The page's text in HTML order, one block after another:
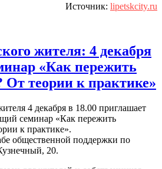
Источник: lipetskcity.ru
жителя: 4 декабря
«Как пережить
От теории к практике»
4 декабря в 18.00 приглашает
семинар «Как пережить
к практике».
общественной поддержки по
20.